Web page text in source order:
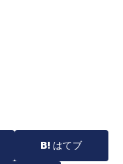
はてブ